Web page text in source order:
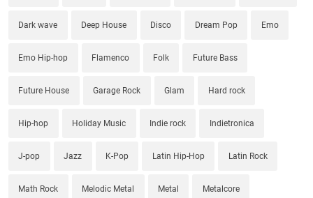
Dark wave Deep House Disco Dream Pop Emo
Emo Hip-hop Flamenco Folk Future Bass
Future House Garage Rock Glam Hard rock
Hip-hop Holiday Music Indie rock Indietronica
J-pop Jazz K-Pop Latin Hip-Hop Latin Rock
Math Rock Melodic Metal Metal Metalcore